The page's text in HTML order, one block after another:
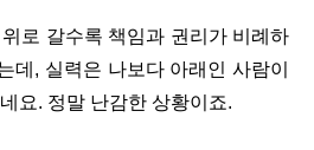
로 갈수록 책임과 권리가 비례하
, 실력은 나보다 아래인 사람이
요. 정말 난감한 상황이죠.